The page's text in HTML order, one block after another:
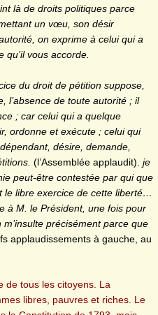
là de droits politiques parce
un vœu, son désir
on exprime à celui qui a
qu’il vous accorde.
du droit de pétition suppose,
l’absence de toute autorité ; il
; car celui qui a quelque
ordonne et exécute ; celui qui
désire, demande,
(l’Assemblée applaudit). je
peut-être contestée par qui que
le libre exercice de cette liberté…
à M. le Président, une fois pour
m’insulte précisément parce que
applaudissements à gauche, au
de tous les citoyens. La
libres, pauvres et riches. Le